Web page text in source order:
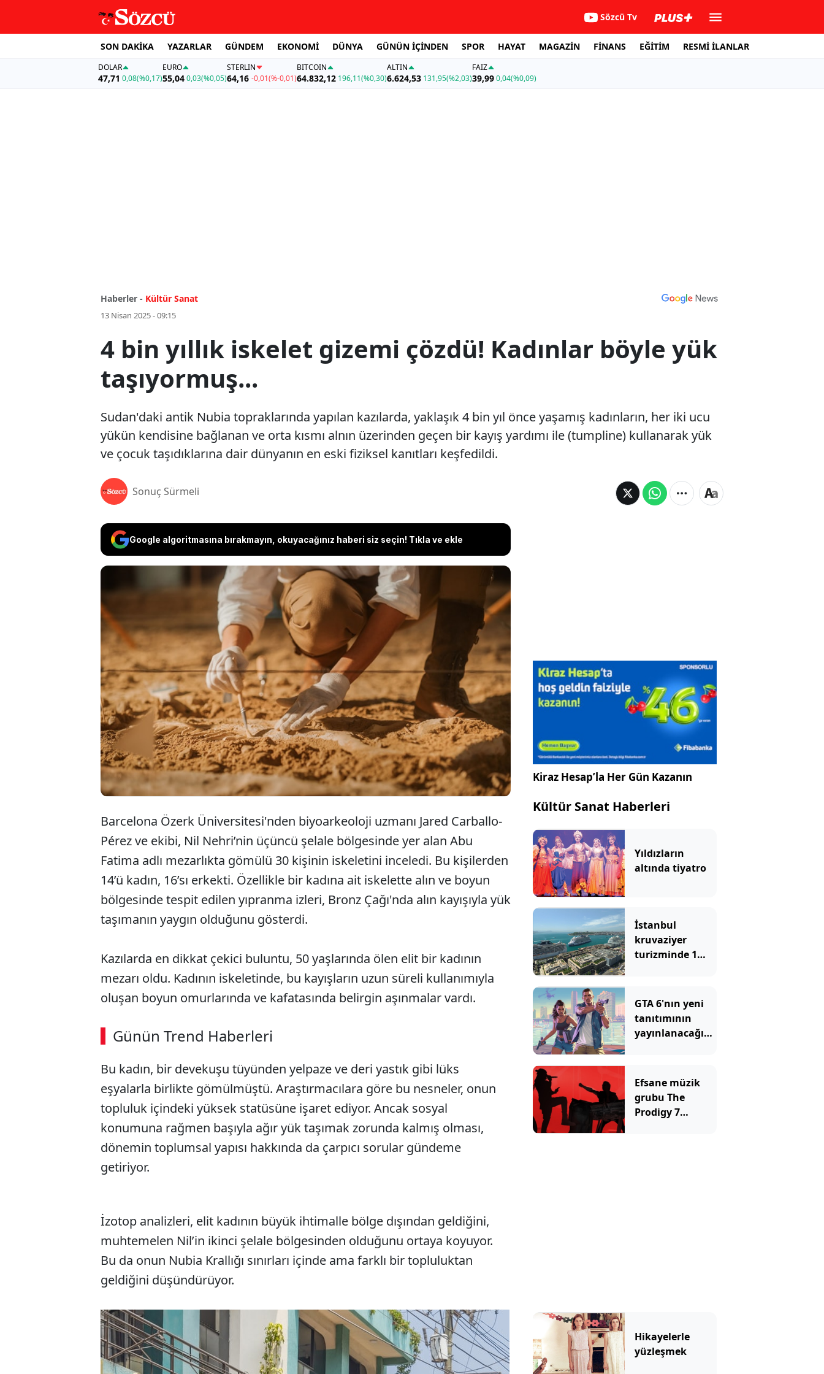
Sözcü Tv
SON DAKİKA YAZARLAR GÜNDEM EKONOMİ DÜNYA GÜNÜN İÇİNDEN SPOR HAYAT MAGAZİN FİNANS EĞİTİM RESMİ İLANLAR
DOLAR
47,71 0,08(%0,17)
EURO
55,04 0,03(%0,05)
STERLIN
64,16 -0,01(%-0,01)
BITCOIN
64.832,12 196,11(%0,30)
ALTIN
6.624,53 131,95(%2,03)
FAİZ
39,990,04(%0,09)
Haberler - Kültür Sanat
13 Nisan 2025 - 09:15
4 bin yıllık iskelet gizemi çözdü! Kadınlar böyle yük
taşıyormuş...
Sudan'daki antik Nubia topraklarında yapılan kazılarda, yaklaşık 4 bin yıl önce yaşamış kadınların, her iki ucu
yükün kendisine bağlanan ve orta kısmı alnın üzerinden geçen bir kayış yardımı ile (tumpline) kullanarak yük
ve çocuk taşıdıklarına dair dünyanın en eski fiziksel kanıtları keşfedildi.
Sonuç Sürmeli
Google algoritmasına bırakmayın, okuyacağınız haberi siz seçin! Tıkla ve ekle
Sudan'daki antik Nubia topraklarında yapılan kazılarda, yaklaşık 4
bin yıl önce yaşamış kadınların, her iki ucu yükün kendisine
bağlanan ve orta kısmı alnın üzerinden geçen bir kayış yardımı ile
(tumpline) kullanarak yük ve çocuk taşıdıklarına dair dünyanın en
eski fiziksel kanıtları keşfedildi.
Barcelona Özerk Üniversitesi'nden biyoarkeoloji uzmanı Jared Carballo-
Pérez ve ekibi, Nil Nehri’nin üçüncü şelale bölgesinde yer alan Abu
Fatima adlı mezarlıkta gömülü 30 kişinin iskeletini inceledi. Bu kişilerden
14’ü kadın, 16’sı erkekti. Özellikle bir kadına ait iskelette alın ve boyun
bölgesinde tespit edilen yıpranma izleri, Bronz Çağı'nda alın kayışıyla yük
taşımanın yaygın olduğunu gösterdi.
Kazılarda en dikkat çekici buluntu, 50 yaşlarında ölen elit bir kadının
mezarı oldu. Kadının iskeletinde, bu kayışların uzun süreli kullanımıyla
oluşan boyun omurlarında ve kafatasında belirgin aşınmalar vardı.
Günün Trend Haberleri
00:03 / 02:14
Bu kadın, bir devekuşu tüyünden yelpaze ve deri yastık gibi lüks
eşyalarla birlikte gömülmüştü. Araştırmacılara göre bu nesneler, onun
topluluk içindeki yüksek statüsüne işaret ediyor. Ancak sosyal
konumuna rağmen başıyla ağır yük taşımak zorunda kalmış olması,
dönemin toplumsal yapısı hakkında da çarpıcı sorular gündeme
getiriyor.
İzotop analizleri, elit kadının büyük ihtimalle bölge dışından geldiğini,
muhtemelen Nil’in ikinci şelale bölgesinden olduğunu ortaya koyuyor.
Bu da onun Nubia Krallığı sınırları içinde ama farklı bir topluluktan
geldiğini düşündürüyor.
Kiraz Hesap’la Her Gün Kazanın
Kültür Sanat Haberleri
Yıldızların
altında tiyatro
İstanbul
kruvaziyer
turizminde 1
ilerliyor
GTA 6'nın yeni
tanıtımının
yayınlanacağı
şaşıyor
Efsane müzik
grubu The
Prodigy 7
Hikayelerle
yüzleşmek